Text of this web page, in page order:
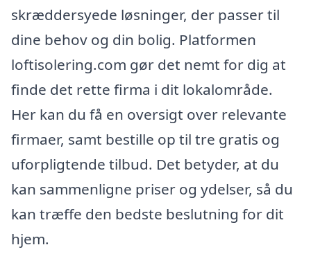
skræddersyede løsninger, der passer til
dine behov og din bolig. Platformen
loftisolering.com gør det nemt for dig at
finde det rette firma i dit lokalområde.
Her kan du få en oversigt over relevante
firmaer, samt bestille op til tre gratis og
uforpligtende tilbud. Det betyder, at du
kan sammenligne priser og ydelser, så du
kan træffe den bedste beslutning for dit
hjem.